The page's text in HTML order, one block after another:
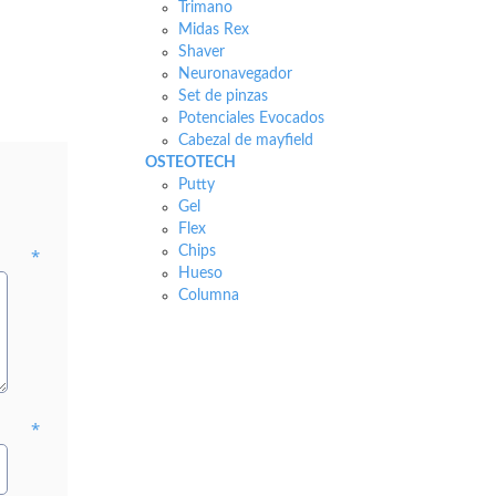
*
*
Trimano
Midas Rex
Shaver
Neuronavegador
Set de pinzas
Potenciales Evocados
Cabezal de mayfield
OSTEOTECH
Putty
Gel
Flex
Chips
Hueso
Columna